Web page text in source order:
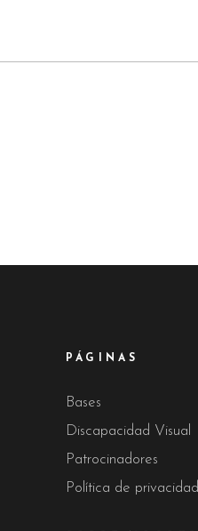
PÁGINAS
Bases
Discapacidad Visual
Patrocinadores
Política de privacidad